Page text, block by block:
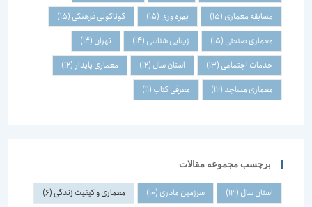
مسابقه معماری(15) بهره وری (15) گوناگونی فرهنگی(15)
معماری صنعتی(15) زیبایی شناسی(14) تهران
خدمات اجتماعی (13) استان سال(12) معماری پایدار(12)
معماری مساجد(12) معرفی کتاب(11)
برچسب مجموعه مقالات
استان سال(13) سرزمین مادری(10) معماری و کیفیت زندگی(6)